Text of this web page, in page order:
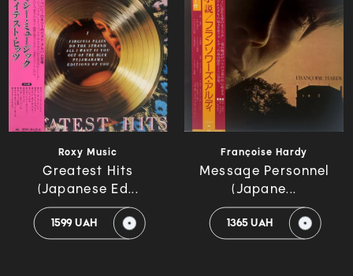
Roxy Music
Greatest Hits
(Japanese Ed...
1599 UAH
Françoise Hardy
Message Personnel
(Japane...
1365 UAH